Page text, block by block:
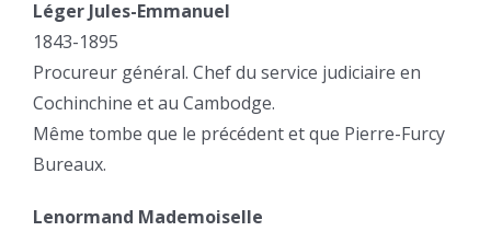
Léger Jules-Emmanuel
1843-1895
Procureur général. Chef du service judiciaire en
Cochinchine et au Cambodge.
Même tombe que le précédent et que Pierre-Furcy
Bureaux.
Lenormand Mademoiselle